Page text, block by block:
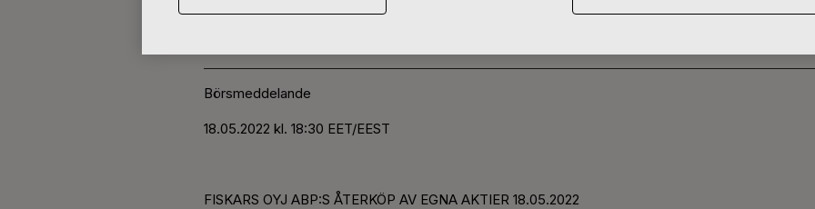
Börsmeddelande
18.05.2022 kl. 18:30 EET/EEST
FISKARS OYJ ABP:S ÅTERKÖP AV EGNA AKTIER 18.05.2022